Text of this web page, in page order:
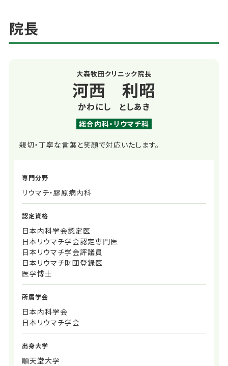
院長
大森牧田クリニック院長
河西 利昭
かわにし としあき
総合内科・リウマチ科
親切・丁寧な言葉と笑顔で対応いたします。
専門分野
リウマチ・膠原病内科
認定資格
日本内科学会認定医
日本リウマチ学会認定専門医
日本リウマチ学会評議員
日本リウマチ財団登録医
医学博士
所属学会
日本内科学会
日本リウマチ学会
出身大学
順天堂大学